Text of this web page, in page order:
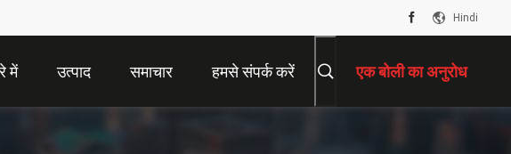
Hindi
में उत्पाद समाचार हमसे संपर्क करें एक बोली का अनुरोध